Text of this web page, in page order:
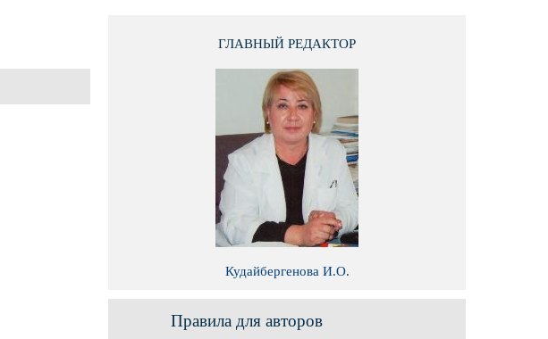
ГЛАВНЫЙ РЕДАКТОР
Кудайбергенова И.О.
Правила для авторов